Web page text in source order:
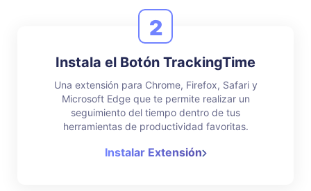
2
Instala el Botón TrackingTime
Una extensión para Chrome, Firefox, Safari y
Microsoft Edge que te permite realizar un
seguimiento del tiempo dentro de tus
herramientas de productividad favoritas.
Instalar Extensión